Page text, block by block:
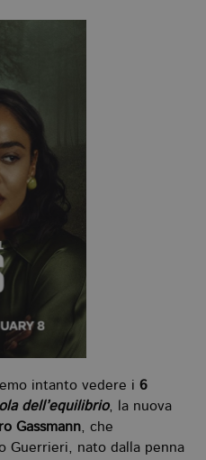
intanto vedere i 6
dell’equilibrio, la nuova
Gassmann, che
Guerrieri, nato dalla penna